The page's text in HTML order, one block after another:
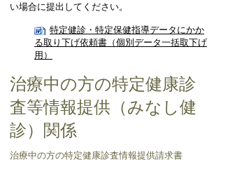
い場合に提出してください。
特定健診・特定保健指導データにかか
る取り下げ依頼書（個別データ一括取下げ
用）
治療中の方の特定健康診
査等情報提供（みなし健
診）関係
治療中の方の特定健康診査情報提供請求書